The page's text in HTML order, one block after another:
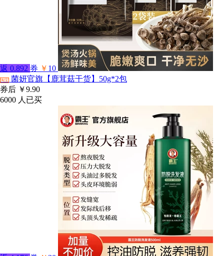
返 0.892 券 ￥ 10
淘宝 菌妍官旗【鹿茸菇干货】50g*2包
券后 ￥9.90
6000 人已买